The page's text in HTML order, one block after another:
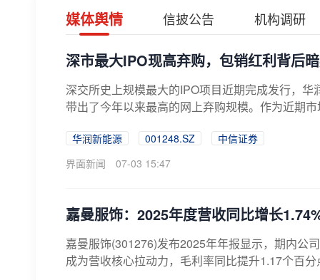
媒体舆情 信披公告 机构调研
深市最大IPO现高弃购，包销红利背后
深交所史上规模最大的IPO项目近期完成发行，
带出了今年以来最高的网上弃购规模。作为近期
华润新能源 001248.SZ
中信证券
界面新闻
07-03 15:47
嘉曼服饰：2025年度营收同比增长
嘉曼服饰(301276)发布2025年年报显示，期内公
成为营收核心拉动力，毛利率同比提升1.17个百